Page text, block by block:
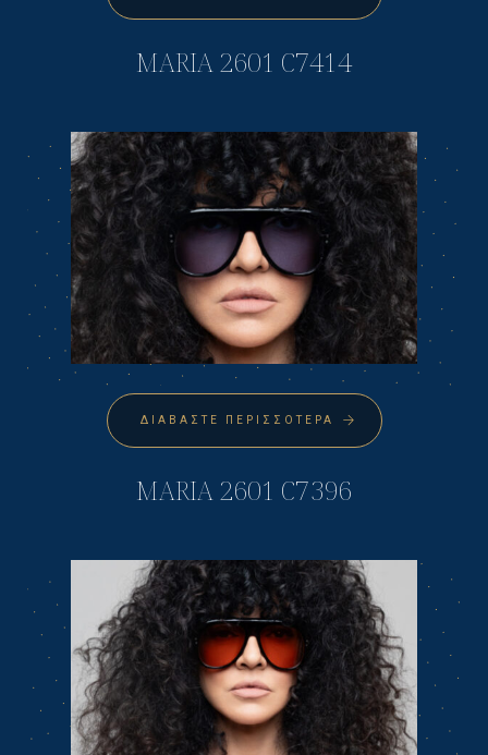
MARIA 2601 C7414
ΔΙΑΒΆΣΤΕ ΠΕΡΙΣΣΌΤΕΡΑ
MARIA 2601 C7396